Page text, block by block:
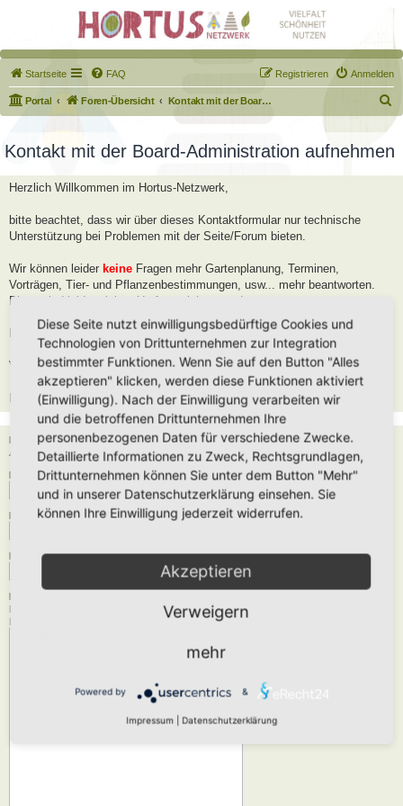
Startseite FAQ Anmelden
Registrieren
Portal Foren-Übersicht Kontakt mit der Board-Administration aufnehmen
u
Kontakt mit der Board-Administration aufnehmen
Herzlich Willkommen im Hortus-Netzwerk,
bitte beachtet, dass wir über dieses Kontaktformular nur technische
Unterstützung bei Problemen mit der Seite/Forum bieten.
Wir können leider keine Fragen mehr Gartenplanung, Terminen,
Vorträgen, Tier- und Pflanzenbestimmungen, usw... mehr beantworten.
Diese sind leider viel zu Umfangreich geworden.
Bitte stellt diese Fragen im Forum, dort helfen wir Euch gerne weiter.
Viele Grüße
Robert
Empfänger:
Administrator
Deine E-Mail-Adresse:
Dein Name:
Betreff:
Nachrichtentext:
Diese Nachricht wird als reiner Text verschickt, verwende daher kein HTML oder
BBCode. Als Antwort-Adresse für die E-Mail wird deine E-Mail-Adresse angegeben.
Diese Seite nutzt einwilligungsbedürftige Cookies und
Technologien von Drittunternehmen zur Integration
bestimmter Funktionen. Wenn Sie auf den Button "Alles
akzeptieren" klicken, werden diese Funktionen aktiviert
(Einwilligung). Nach der Einwilligung verarbeiten wir
und die betroffenen Drittunternehmen Ihre
personenbezogenen Daten für verschiedene Zwecke.
Detaillierte Informationen zu Zweck, Rechtsgrundlagen,
Drittunternehmen können Sie unter dem Button "Mehr"
und in unserer Datenschutzerklärung einsehen. Sie
können Ihre Einwilligung jederzeit widerrufen.
Akzeptieren
Verweigern
mehr
Powered by &
Impressum Datenschutzerklärung